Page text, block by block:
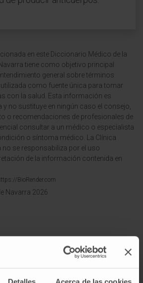
en este Diccionario Médico de la
tiene como objetivo principal
general sobre términos
como fuente única para tomar
con la salud. Esta información es
no sustituye en ningún caso el consejo,
o recomendaciones de profesionales de
consultar a un médico o especialista
o síntoma médico. La Clínica
no se responsabiliza por el uso
de la información contenida en
BioRender.com
Navarra 2026
SUSCRIBIRSE